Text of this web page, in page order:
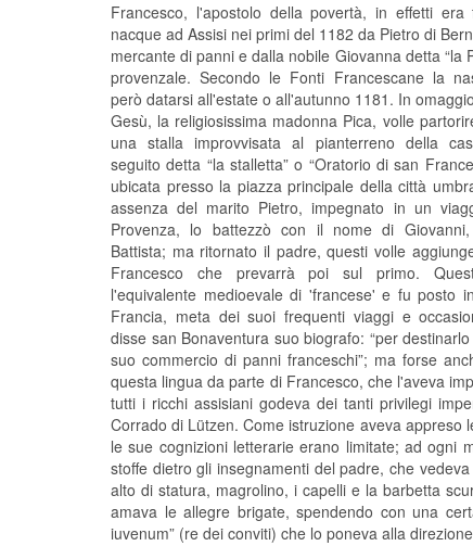
Francesco, l'apostolo della povertà, in effetti era
nacque ad Assisi nei primi del 1182 da Pietro di
mercante di panni e dalla nobile Giovanna detta “la
provenzale. Secondo le Fonti Francescane la
però datarsi all'estate o all'autunno 1181. In
Gesù, la religiosissima madonna Pica, volle
una stalla improvvisata al pianterreno della
seguito detta “la stalletta” o “Oratorio di san
ubicata presso la piazza principale della città
assenza del marito Pietro, impegnato in un
Provenza, lo battezzò con il nome di
Battista; ma ritornato il padre, questi volle
Francesco che prevarrà poi sul primo.
l'equivalente medioevale di 'francese' e fu posto
Francia, meta dei suoi frequenti viaggi e
disse san Bonaventura suo biografo: “per
suo commercio di panni franceschi”; ma forse
questa lingua da parte di Francesco, che l'aveva
tutti i ricchi assisiani godeva dei tanti privilegi
Corrado di Lützen. Come istruzione aveva appreso
le sue cognizioni letterarie erano limitate; ad ogni
stoffe dietro gli insegnamenti del padre, che
alto di statura, magrolino, i capelli e la barbetta
amava le allegre brigate, spendendo con una
iuvenum” (re dei conviti) che lo poneva alla